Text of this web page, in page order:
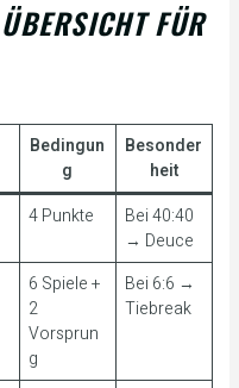
FÜR
Bedingun
g
Besonder
heit
4 Punkte
Bei 40:40
→ Deuce
6 Spiele +
2
Vorsprun
g
Bei 6:6 →
Tiebreak